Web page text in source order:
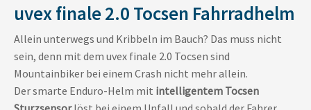
uvex finale 2.0 Tocsen Fahrradhelm
Allein unterwegs und Kribbeln im Bauch? Das muss nicht
sein, denn mit dem uvex finale 2.0 Tocsen sind
Mountainbiker bei einem Crash nicht mehr allein.
Der smarte Enduro-Helm mit intelligentem Tocsen